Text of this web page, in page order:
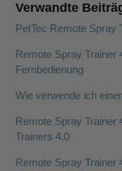
Verwandte
PetTec Remote Spray
Remote Spray Trainer
Fernbedienung
Wie verwende ich
Remote Spray Trainer
Trainers 4.0
Remote Spray Trainer